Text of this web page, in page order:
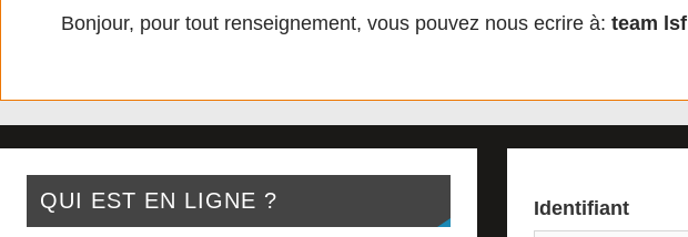
Bonjour, pour tout renseignement, vous pouvez nous ecrire à: team lsf
QUI EST EN LIGNE ? Identifiant